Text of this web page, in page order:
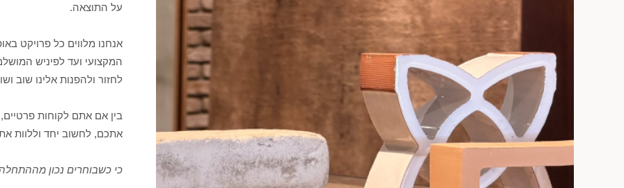
על התוצאה.
אנחנו מלווים כל פרויקט
המקצועי ועד לפיניש
לחזור ולהפנות אלינו שוב
בין אם אתם לקוחות
אתכם, לחשוב יחד וללוות
כי כשבוחרים נכון